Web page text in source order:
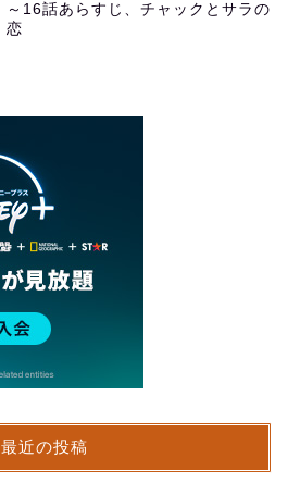
～16話あらすじ、チャックとサラの
恋
最近の投稿